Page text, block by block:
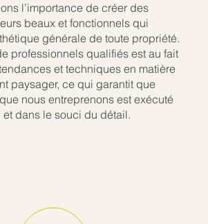
l’importance de créer des
beaux et fonctionnels qui
générale de toute propriété.
professionnels qualifiés est au fait
et techniques en matière
paysager, ce qui garantit que
nous entreprenons est exécuté
dans le souci du détail.